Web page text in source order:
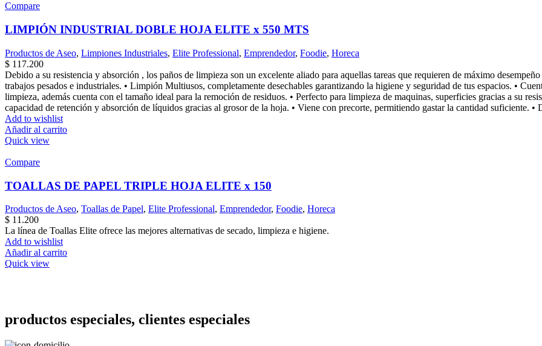
Compare
LIMPIÓN INDUSTRIAL DOBLE HOJA ELITE x 550 MTS
Productos de Aseo, Limpiones Industriales, Elite Professional, Emprendedor, Foodie, Horeca
$ 117.200
Debido a su resistencia y absorción , los paños de limpieza son un excelente aliado para aquellas tareas que requieren de máximo
trabajos pesados e industriales. • Limpión Multiusos, completamente desechables garantizando la higiene y seguridad de tus espacios. •
limpieza, además cuenta con el tamaño ideal para la remoción de residuos. • Perfecto para limpieza de maquinas, superficies gracias a su
capacidad de retención y absorción de líquidos gracias al grosor de la hoja. • Viene con precorte, permitiendo gastar la cantidad suficiente. •
Add to wishlist
Añadir al carrito
Quick view
Compare
TOALLAS DE PAPEL TRIPLE HOJA ELITE x 150
Productos de Aseo, Toallas de Papel, Elite Professional, Emprendedor, Foodie, Horeca
$ 11.200
La línea de Toallas Elite ofrece las mejores alternativas de secado, limpieza e higiene.
Add to wishlist
Añadir al carrito
Quick view
productos especiales, clientes especiales